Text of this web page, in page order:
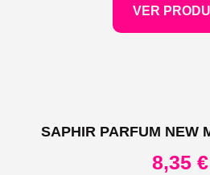
VER
SAPHIR PARFUM NEW
8,35 €